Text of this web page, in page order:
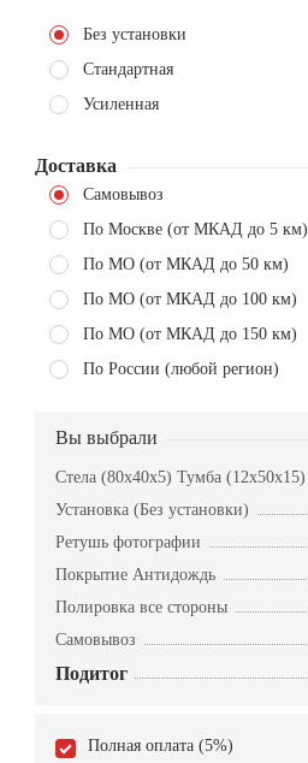
Без установки
Стандартная
Усиленная
Доставка
Самовывоз
По Москве (от МКАД до 5 км)
По МО (от МКАД до 50 км)
По МО (от МКАД до 100 км)
По МО (от МКАД до 150 км)
По России (любой регион)
Вы выбрали
Стела (80x40x5) Тумба (12x50x15)
Установка (Без установки)
Ретушь фотографии
Покрытие Антидождь
Полировка все стороны
Самовывоз
Подитог
Полная оплата (5%)